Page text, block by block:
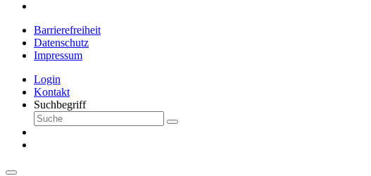
Barrierefreiheit
Datenschutz
Impressum
Login
Kontakt
Suchbegriff